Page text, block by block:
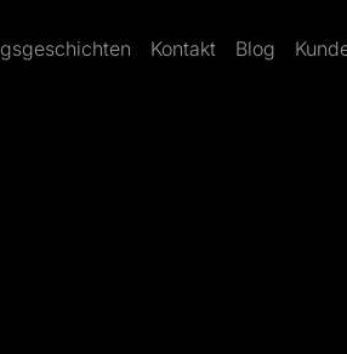
Kontakt Blog